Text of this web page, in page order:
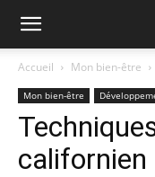
Accueil Mon bien-être
Mon bien-être
californien